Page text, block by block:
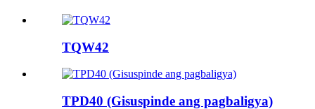
TQW42
TPD40 (Gisuspinde ang pagbaligya)